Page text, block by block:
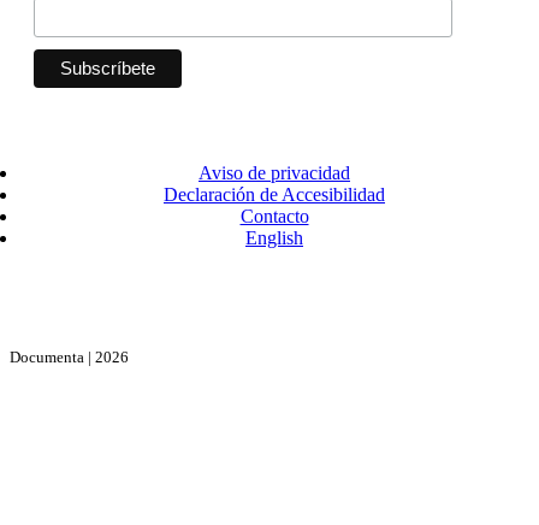
Aviso de privacidad
Declaración de Accesibilidad
Contacto
English
Documenta | 2026